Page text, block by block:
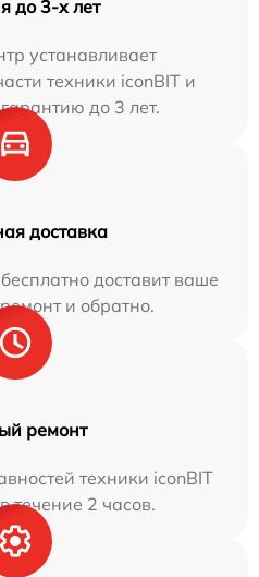
до 3-х лет
устанавливает
техники iconBIT и
до 3 лет.
доставка
доставит ваше
и обратно.
ремонт
техники iconBIT
течение 2 часов.